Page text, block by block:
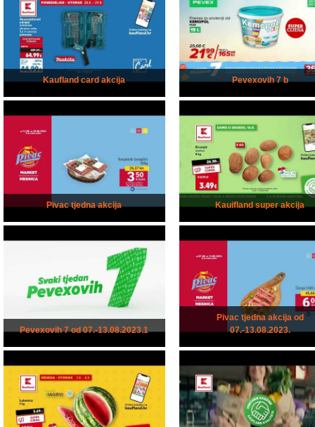
Kaufland card akcija Pevexovih 7 b
Pivac tjedna akcija Kauifland super akcija
Pevexovih 7 od 07.-13.08.2023.1
Pivac tjedna akcija od
07.-13.08.2023.